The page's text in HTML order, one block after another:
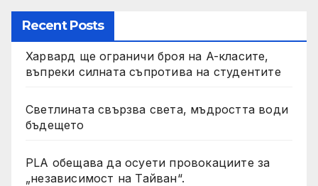
Recent Posts
Харвард ще ограничи броя на A-класите,
въпреки силната съпротива на студентите
Светлината свързва света, мъдростта води
бъдещето
PLA обещава да осуети провокациите за
„независимост на Тайван“.